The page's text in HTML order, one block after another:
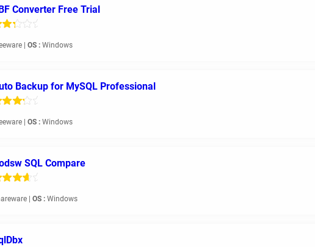
Converter Free Trial
| OS : Windows
Backup for MySQL Professional
| OS : Windows
SQL Compare
| OS : Windows